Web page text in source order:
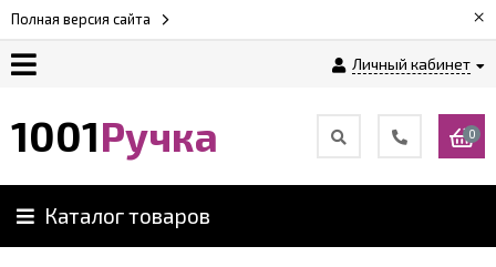
Полная версия сайта ×
Личный кабинет
1001Ручка 0
Каталог товаров